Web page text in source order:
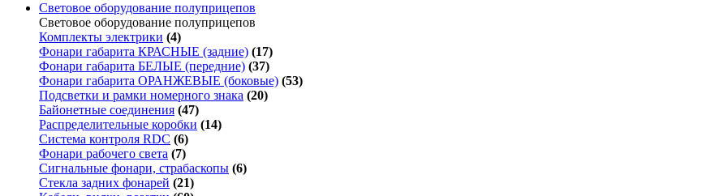
Световое оборудование полуприцепов
Световое оборудование полуприцепов
Комплекты электрики (4)
Фонари габарита КРАСНЫЕ (задние) (17)
Фонари габарита БЕЛЫЕ (передние) (37)
Фонари габарита ОРАНЖЕВЫЕ (боковые) (53)
Подсветки и рамки номерного знака (20)
Байонетные соединения (47)
Распределительные коробки (14)
Система контроля RDC (6)
Фонари рабочего света (7)
Сигнальные фонари, страбаскопы (6)
Стекла задних фонарей (21)